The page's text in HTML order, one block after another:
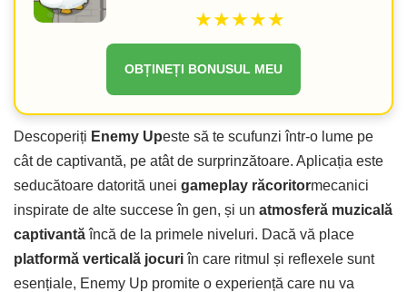
★★★★★
OBȚINEȚI BONUSUL MEU
Descoperiți Enemy Upeste să te scufunzi într-o lume pe
cât de captivantă, pe atât de surprinzătoare. Aplicația este
seducătoare datorită unei gameplay răcoritormecanici
inspirate de alte succese în gen, și un atmosferă muzicală
captivantăîncă de la primele niveluri. Dacă vă place
platformă verticală jocuriîn care ritmul și reflexele sunt
esențiale, Enemy Up promite o experiență care nu va